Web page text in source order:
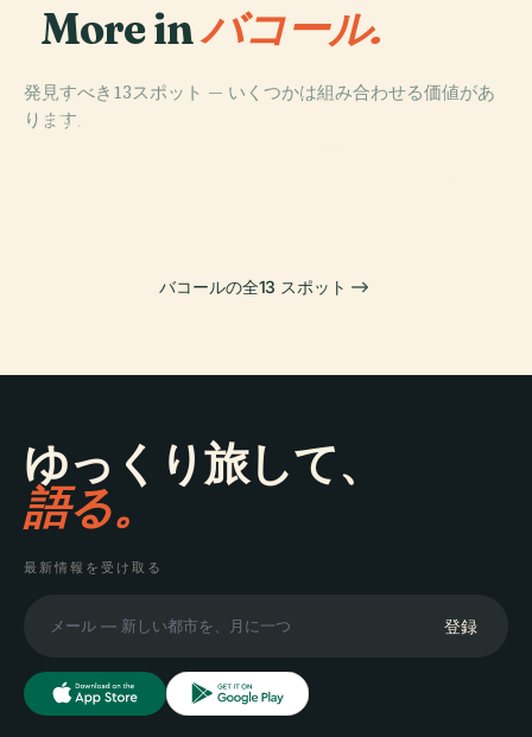
More inバコール.
発見すべき13スポット — いくつかは組み合わせる価値があ
ります。
PLACE
フォート・サン
PLACE
PLACE
バコールの全13 スポット
ゆっくり旅して、
語る。
最新情報を受け取る
登録